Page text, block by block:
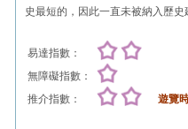
史最短的，因此一直未被納入歷史
易達指數：
無障礙指數：
推介指數：
遊覽